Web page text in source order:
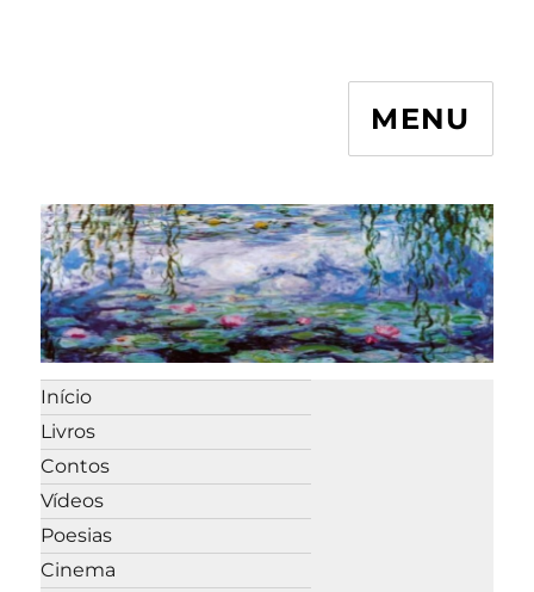
MENU
Início
Livros
Contos
Vídeos
Poesias
Cinema